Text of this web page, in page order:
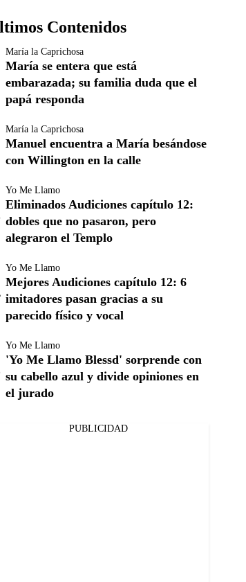
Contenidos
María la Caprichosa
María se entera que está
embarazada; su familia duda que el
papá responda
María la Caprichosa
Manuel encuentra a María besándose
con Willington en la calle
Yo Me Llamo
Eliminados Audiciones capítulo 12:
dobles que no pasaron, pero
alegraron el Templo
Yo Me Llamo
Mejores Audiciones capítulo 12: 6
imitadores pasan gracias a su
parecido físico y vocal
Yo Me Llamo
'Yo Me Llamo Blessd' sorprende con
su cabello azul y divide opiniones en
el jurado
PUBLICIDAD